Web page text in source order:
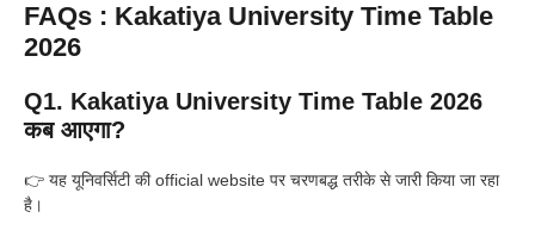
FAQs : Kakatiya University Time Table
2026
Q1. Kakatiya University Time Table 2026
कब आएगा?
👉 यह यूनिवर्सिटी की official website पर चरणबद्ध तरीके से जारी किया जा रहा
है।